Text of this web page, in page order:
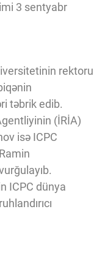
3 sentyabr
rektoru
təbrik edib.
(İRİA)
isə ICPC
ICPC dünya